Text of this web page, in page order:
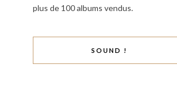
plus de 100 albums vendus.
SOUND !